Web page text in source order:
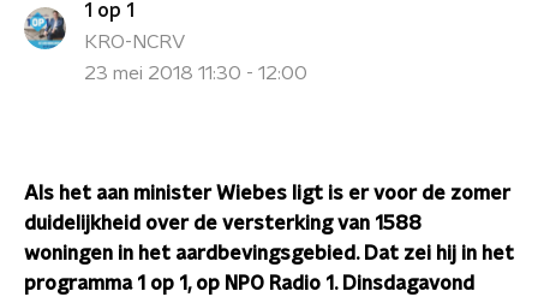
1 op 1
KRO-NCRV
23 mei 2018 11:30 - 12:00
Als het aan minister Wiebes ligt is er voor de zomer
duidelijkheid over de versterking van 1588
woningen in het aardbevingsgebied. Dat zei hij in het
programma 1 op 1, op NPO Radio 1. Dinsdagavond